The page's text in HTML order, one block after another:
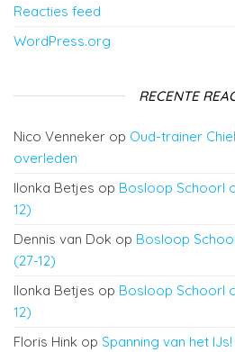
Reacties feed
WordPress.org
RECENTE
Nico Venneker op Oud-trainer
overleden
Ilonka Betjes op Bosloop Schoorl
12)
Dennis van Dok op Bosloop
(27-12)
Ilonka Betjes op Bosloop Schoorl
12)
Floris Hink op Spanning van het IJs!